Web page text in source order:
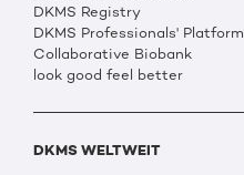
DKMS Registry
DKMS Professionals' Platform
Collaborative Biobank
look good feel better
DKMS WELTWEIT